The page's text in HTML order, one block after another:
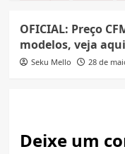
OFICIAL: Preço
modelos, veja
Seku Mello 28 de
Deixe um